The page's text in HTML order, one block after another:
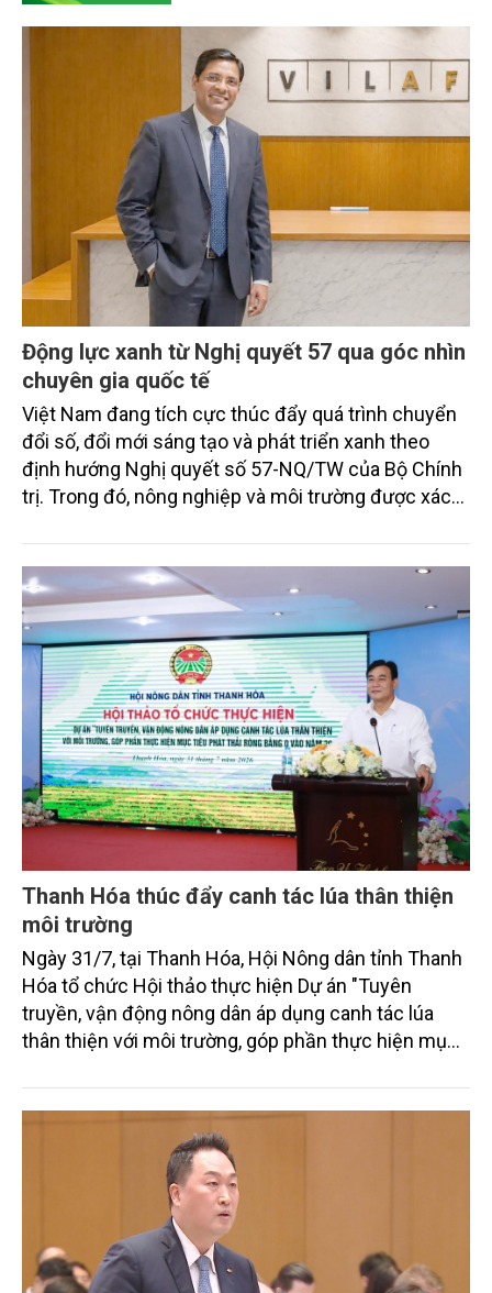
mùa vụ, liên thông thủy lợi và bảo đảm sinh kế bền
vững cho người dân.
Động lực xanh từ Nghị quyết 57 qua góc nhìn
chuyên gia quốc tế
Việt Nam đang tích cực thúc đẩy quá trình chuyển
đổi số, đổi mới sáng tạo và phát triển xanh theo
định hướng Nghị quyết số 57-NQ/TW của Bộ Chính
trị. Trong đó, nông nghiệp và môi trường được xác
sắc bởi các tiến bộ công nghệ và cam kết bền vững
toàn cầu, đặc biệt là mục tiêu đưa phát thải ròng
bằng 0 (Net-Zero) vào năm 2050.
Thanh Hóa thúc đẩy canh tác lúa thân thiện
môi trường
Ngày 31/7, tại Thanh Hóa, Hội Nông dân tỉnh Thanh
Hóa tổ chức Hội thảo thực hiện Dự án "Tuyên
truyền, vận động nông dân áp dụng canh tác lúa
thân thiện với môi trường, góp phần thực hiện mục
trình thu hút sự tham gia của đông đảo đại biểu đến
từ các cơ quan quản lý nhà nước, đơn vị nghiên cứu,
doanh nghiệp, hợp tác xã và nông dân đang trực
tiếp triển khai mô hình sản xuất lúa phát thải thấp.